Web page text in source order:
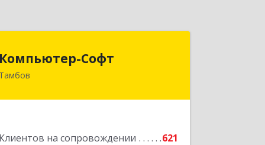
Компьютер-Софт
Тамбов
Клиентов на сопровождении
621
Компьютер-Софт
392000, Тамбовская обл, Тамбов г,